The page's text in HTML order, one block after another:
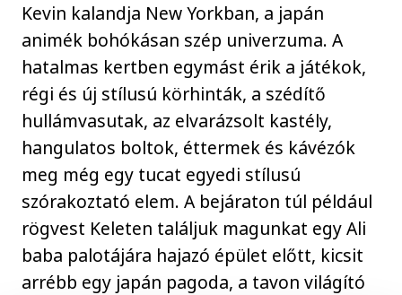
Kevin kalandja New Yorkban, a japán
animék bohókásan szép univerzuma. A
hatalmas kertben egymást érik a játékok,
régi és új stílusú körhinták, a szédítő
hullámvasutak, az elvarázsolt kastély,
hangulatos boltok, éttermek és kávézók
meg még egy tucat egyedi stílusú
szórakoztató elem. A bejáraton túl például
rögvest Keleten találjuk magunkat egy Ali
baba palotájára hajazó épület előtt, kicsit
arrébb egy japán pagoda, a tavon világító